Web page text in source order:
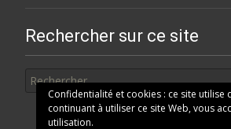
Rechercher sur ce site
Confidentialité et cookies : ce site utilise
continuant à utiliser ce site Web, vous
utilisation.